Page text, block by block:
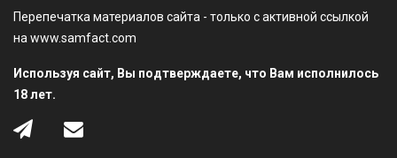
Перепечатка материалов сайта - только с активной ссылкой
на www.samfact.com
Используя сайт, Вы подтверждаете, что Вам исполнилось
18 лет.